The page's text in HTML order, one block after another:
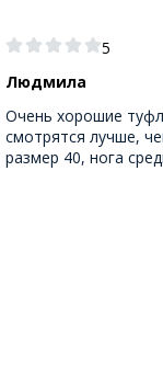
5
Людмила
Очень хорошие
смотрятся лучше,
размер 40, нога